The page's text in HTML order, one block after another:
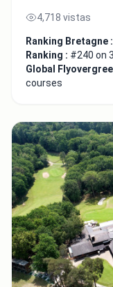
4,718 vistas
Ranking Bretagne :
Ranking : #240 on
Global
courses